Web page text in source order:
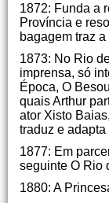
1872: Funda a
Província e
bagagem traz
1873: No Rio
imprensa, só
Época, O
quais Arthur
ator Xisto
traduz e
1877: Em
seguinte O Rio
1880: A